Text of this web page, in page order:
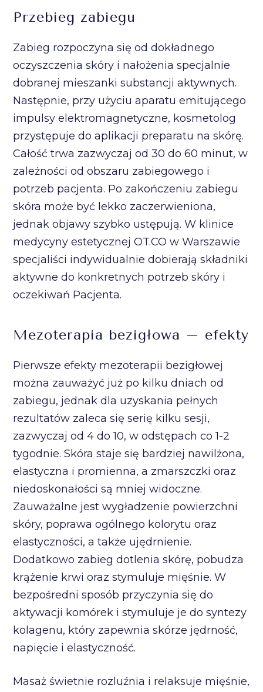
Przebieg zabiegu
Zabieg rozpoczyna się od dokładnego
oczyszczenia skóry i nałożenia specjalnie
dobranej mieszanki substancji aktywnych.
Następnie, przy użyciu aparatu emitującego
impulsy elektromagnetyczne, kosmetolog
przystępuje do aplikacji preparatu na skórę.
Całość trwa zazwyczaj od 30 do 60 minut, w
zależności od obszaru zabiegowego i
potrzeb pacjenta. Po zakończeniu zabiegu
skóra może być lekko zaczerwieniona,
jednak objawy szybko ustępują. W klinice
medycyny estetycznej OT.CO w Warszawie
specjaliści indywidualnie dobierają składniki
aktywne do konkretnych potrzeb skóry i
oczekiwań Pacjenta.
Mezoterapia bezigłowa – efekty
Pierwsze efekty mezoterapii bezigłowej
można zauważyć już po kilku dniach od
zabiegu, jednak dla uzyskania pełnych
rezultatów zaleca się serię kilku sesji,
zazwyczaj od 4 do 10, w odstępach co 1-2
tygodnie. Skóra staje się bardziej nawilżona,
elastyczna i promienna, a zmarszczki oraz
niedoskonałości są mniej widoczne.
Zauważalne jest wygładzenie powierzchni
skóry, poprawa ogólnego kolorytu oraz
elastyczności, a także ujędrnienie.
Dodatkowo zabieg dotlenia skórę, pobudza
krążenie krwi oraz stymuluje mięśnie. W
bezpośredni sposób przyczynia się do
aktywacji komórek i stymuluje je do syntezy
kolagenu, który zapewnia skórze jędrność,
napięcie i elastyczność.
Masaż świetnie rozluźnia i relaksuje mięśnie,